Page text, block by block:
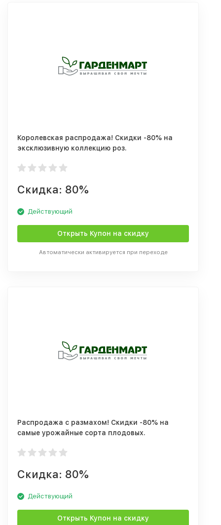
Королевская распродажа! Скидки -80% на
эксклюзивную коллекцию роз.
Скидка: 80%
Действующий
Открыть Купон на скидку
Автоматически активируется при переходе
Распродажа с размахом! Скидки -80% на
самые урожайные сорта плодовых.
Скидка: 80%
Действующий
Открыть Купон на скидку